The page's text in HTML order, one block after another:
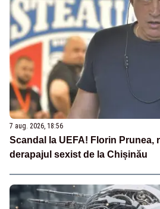
7 aug. 2026, 18:56
Scandal la UEFA! Florin Prunea,
derapajul sexist de la Chișinău